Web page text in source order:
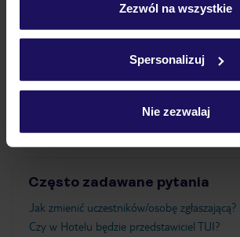
Szczegółowe informacje o plikach
Zezwól na wszystkie
Spersonalizuj
Nie zezwalaj
Ważne informacje
Często zadawane pytania
Jak zmienić uczestników/osobę zgłaszającą?
Czy w Hotelu będzie przedstawiciel TUI?